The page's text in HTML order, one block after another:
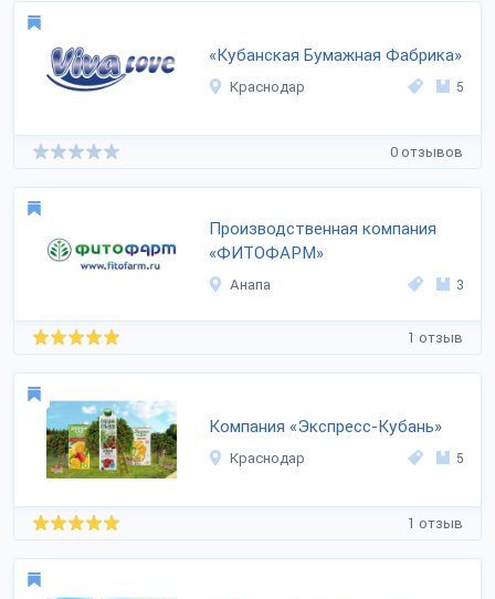
«Кубанская Бумажная Фабрика»
Краснодар 5
0 отзывов
Производственная компания
«ФИТОФАРМ»
Анапа 3
1 отзыв
Компания «Экспресс-Кубань»
Краснодар 5
1 отзыв